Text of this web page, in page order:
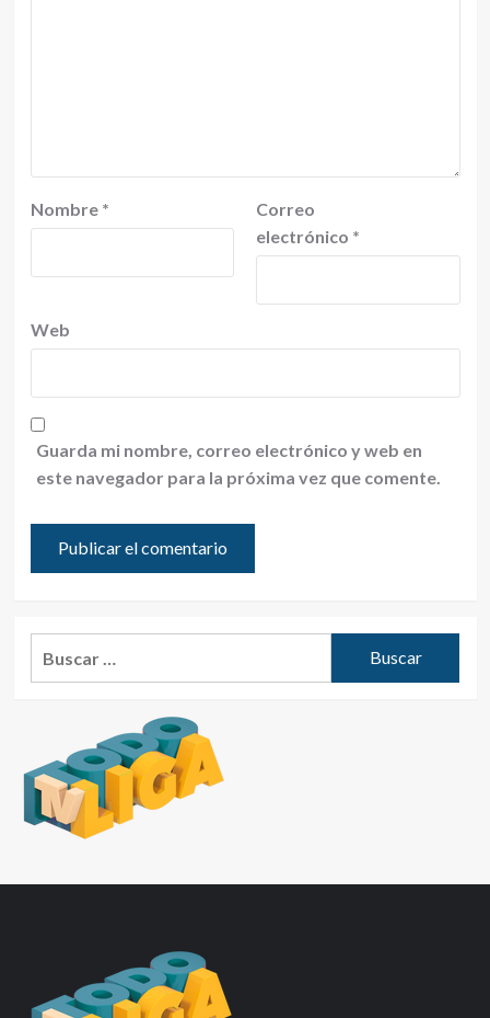
Nombre *
Correo
electrónico *
Web
Guarda mi nombre, correo electrónico y web en
este navegador para la próxima vez que comente.